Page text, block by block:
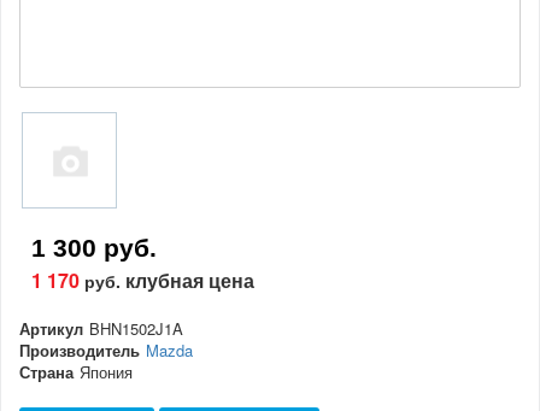
1 300 руб.
1 170 руб. клубная цена
Артикул BHN1502J1A
Производитель Mazda
Страна Япония